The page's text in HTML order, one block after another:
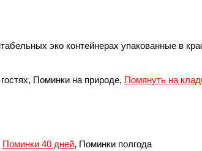
эко контейнерах упакованные в
Поминки на природе, Помянуть на
Поминки 40 дней, Поминки полгода